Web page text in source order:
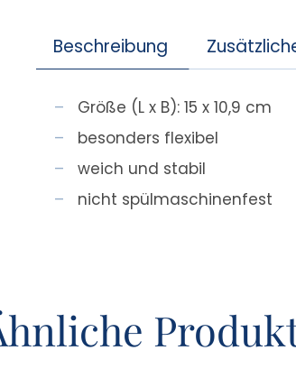
Beschreibung
Größe (L x B): 15 x 10,9 cm
besonders flexibel
weich und stabil
nicht spülmaschinenfest